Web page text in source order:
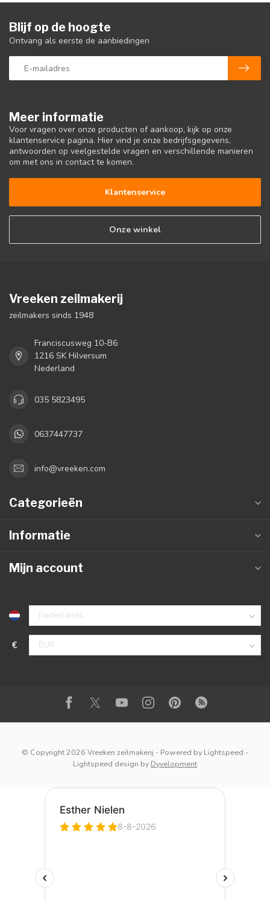
Meer informatie
Voor vragen over onze producten of aankoop, kijk op onze
klantenservice pagina. Hier vind je onze bedrijfsgegevens,
antwoorden op veelgestelde vragen en verschillende manieren
om met ons in contact te komen.
Klantenservice
Onze winkel
Blijf op de hoogte
Ontvang als eerste de aanbiedingen
Vreeken zeilmakerij
zeilmakers sinds 1948
Franciscusweg 10-B6
1216 SK Hilversum
Nederland
035 5823495
0637447737
info@vreeken.com
Categorieën
Informatie
Mijn account
€
© Copyright 2026 Vreeken zeilmakerij - Powered by Lightspeed -
Lightspeed design by Dyvelopment